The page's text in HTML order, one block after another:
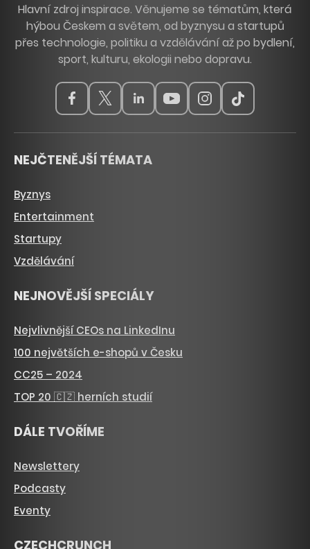
Hlavní zdroj inspirace. Věnujeme se tématům, která
hýbou Českem a světem, od byznysu a startupů
přes technologie, politiku a vzdělávání až po bydlení,
sport, kulturu, ekologii nebo dopravu.
NEJČTENĚJŠÍ TÉMATA
Byznys
Entertainment
Startupy
Vzdělávání
NEJNOVĚJŠÍ SPECIÁLY
Nejvlivnější CEOs na LinkedInu
100 největších e-shopů v Česku
CC25 – 2024
TOP 20 🇨🇿 herních studií
DÁLE TVOŘÍME
Newslettery
Podcasty
Eventy
CZECHCRUNCH